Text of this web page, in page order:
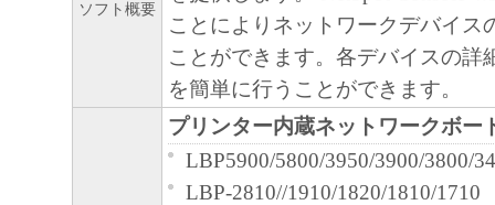
いものとします。
お客様は、日本国政府または関連する
な認可等を得ることなしに、「本ソフ
または一部を、直接または間接に輸出
ソフト概要
ことによりネットワークデバイス
ことができます。各デバイスの詳
を簡単に行うことができます。
プリンター内蔵ネットワークボー
LBP5900/5800/3950/3900/3800/
LBP-2810//1910/1820/1810/1710